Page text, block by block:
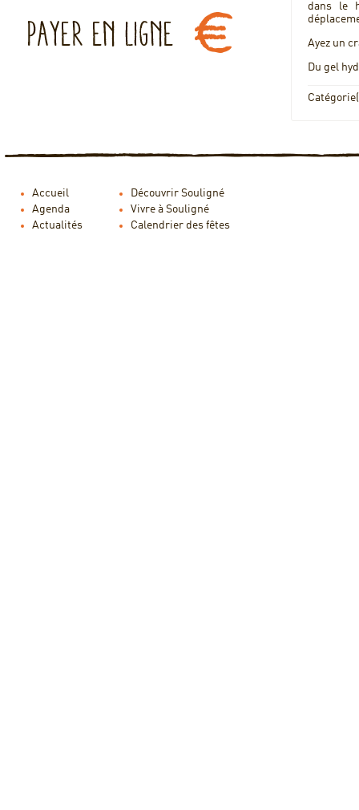
dans le
Ayez un
Du gel
Accueil
Agenda
Actualités
Découvrir Souligné
Vivre à Souligné
Calendrier des fêtes